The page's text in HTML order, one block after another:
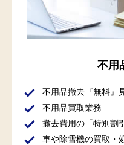
不用
不用品撤去『無料』
不用品買取業務
撤去費用の「特別割
車や除雪機の買取・